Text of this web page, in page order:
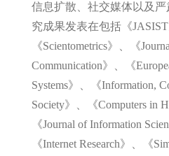
信息扩散、社交媒体以及
究成果发表在包括《JASIST
《Scientometrics》、《
Communication》、《
Systems》、《Information,
Society》、《Computers in
《Journal of Information
《Internet Research》、《